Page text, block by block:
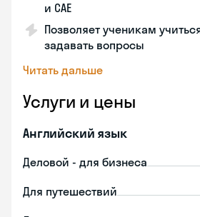
и САЕ
Позволяет ученикам
задавать вопросы
Читать дальше
Услуги и цены
Английский язык
Деловой - для бизнеса
Для путешествий